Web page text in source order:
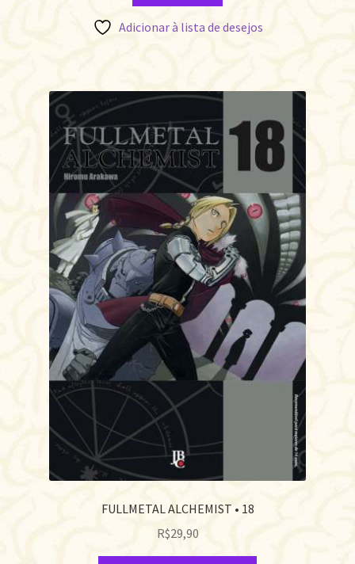
Adicionar à lista de desejos
FULLMETAL ALCHEMIST • 18
R$29,90